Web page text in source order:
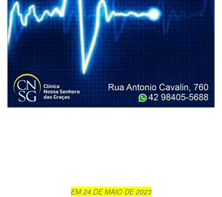
EM 24 DE MAIO DE 2023